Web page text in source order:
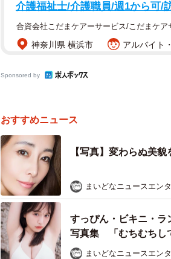
介護福祉士/介護職員/週1から可/
合資会社こだまケアーサービス/こだまケア
神奈川県 横浜市 アルバイト
Sponsored by
おすすめニュース
【写真】変わらぬ美
まいどなニュースエン
すっぴん・ビキニ・
写真集 「むちむちし
まいどなニュースエン